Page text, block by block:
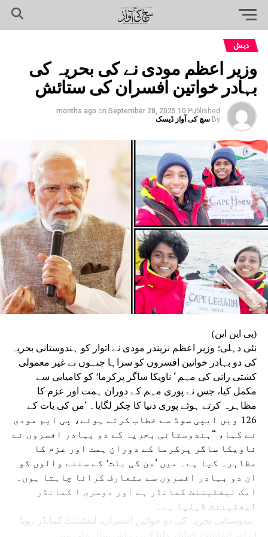
دیش
وزیر اعظم مودی نے کی بحریہ کی
بہادر خواتین افسران کی ستائش
Published
10 months ago
on September 28, 2025
By سچ کی آواز ڈیسک
(پی این این)
نئی دہلی: وزیر اعظم نریندر مودی نے اتوار کو ہندوستانی بحریہ
کی دو بہادر خواتین افسروں کو سراہا جنہوں نے غیر معمولی
کشتی رانی کی مہم ‘ ناویکا ساگر پرکرما’ کو کامیابی سے
مکمل کیا، جس نے پوری مہم کے دوران ہمت اور عزم کا
مظاہرہ کرتے ہوئے پوری دنیا کا چکر لگایا۔ ‘من کی بات کے
126 ویں ایپی سوڈ سے خطاب کرتے ہوئے، پی ایم مودی
نے کہا، “ہندوستانی بحریہ کے دو بہادر افسروں نے
ناویکا ساگر پرکرما کے دوران ہمت اور عزم کا
مظاہرہ کیا ہے۔ میں ‘من کی بات’ کے سننے والوں کو
ان دو بہادر افسروں سے متعارف کرانا چاہتا ہوں۔
ایک لیفٹیننٹ کمانڈر ہے اور دوسری ا کمانڈر
لیفٹیننٹ ڈیلپا ہے۔
ہندوستانی بحریہ کی دو خواتین افسران، لیفٹیننٹ کمانڈر روپا